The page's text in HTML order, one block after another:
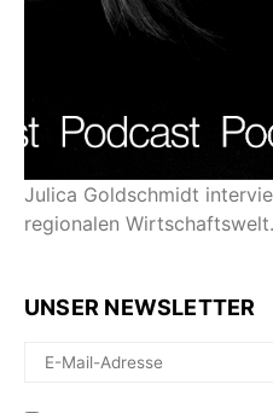
Julica Goldschmidt
regionalen Wirtschaftswelt.
UNSER NEWSLETTER